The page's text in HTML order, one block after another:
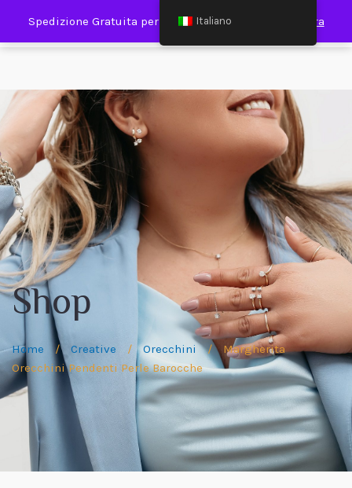
Spedizione Gratuita per Spesa Minima €120,00 Ignora
Shop
Home / Creative / Orecchini / Margherita
Orecchini Pendenti Perle Barocche
Italiano